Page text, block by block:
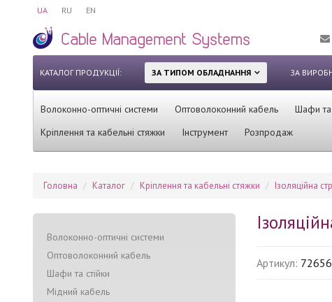
UA RU EN
КАТАЛОГ ПРОДУКЦІЇ: ЗА ТИПОМ ОБЛАДНАННЯ ЗА
Волоконно-оптичні системи Оптоволоконний кабель Шафи та
Кріплення та кабельні стяжки
Інструмент Розпродаж
Головна Каталог Кріплення та кабельні стяжки Ізоляційна
Волоконно-оптичні системи
Оптоволоконний кабель
Шафи та стійки
Мідний кабель
Артикул: